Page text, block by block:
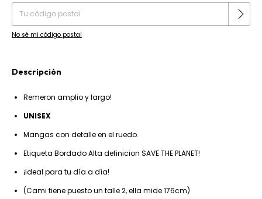
No sé mi código postal
Descripción
Remeron amplio y largo!
UNISEX
Mangas con detalle en el ruedo.
Etiqueta Bordado Alta definicion SAVE THE PLANET!
¡Ideal para tu día a día!
(Cami tiene puesto un talle 2, ella mide 176cm)